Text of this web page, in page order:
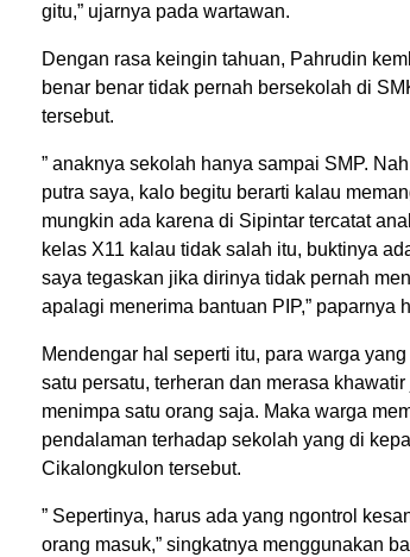
gitu,” ujarnya pada wartawan.
Dengan rasa keingin tahuan, Pahrudin
benar benar tidak pernah bersekolah di
tersebut.
” anaknya sekolah hanya sampai SMP.
putra saya, kalo begitu berarti kalau
mungkin ada karena di Sipintar tercatat
kelas X11 kalau tidak salah itu, buktinya
saya tegaskan jika dirinya tidak pernah
apalagi menerima bantuan PIP,” paparnya
Mendengar hal seperti itu, para warga
satu persatu, terheran dan merasa
menimpa satu orang saja. Maka warga
pendalaman terhadap sekolah yang di
Cikalongkulon tersebut.
” Sepertinya, harus ada yang ngontrol
orang masuk,” singkatnya menggunakan